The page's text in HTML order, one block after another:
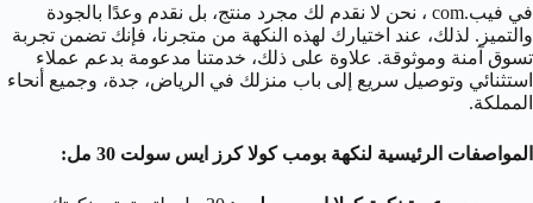
في فيب.com ، نحن لا نقدم لك مجرد منتج، بل نقدم وعدًا بالجودة
والتميز. لذلك، عند اختيارك لهذه النكهة من متجرنا، فإنك تضمن تجربة
تسوق آمنة وموثوقة. علاوة على ذلك، خدمتنا مدعومة بدعم عملاء
استثنائي وتوصيل سريع إلى باب منزلك في الرياض، جدة، وجميع أنحاء
المملكة.
المواصفات الرئيسية لنكهة بومب كولا كرز ايس سولت 30 مل: